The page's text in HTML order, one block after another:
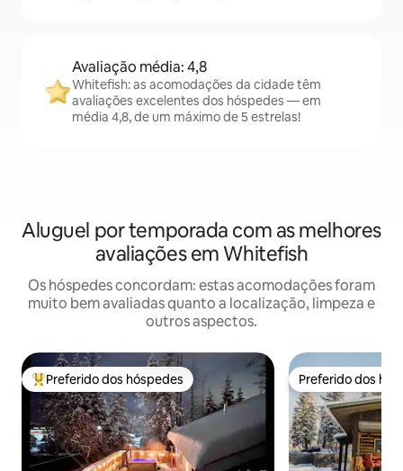
Avaliação média: 4,8
Whitefish: as acomodações da cidade têm
avaliações excelentes dos hóspedes — em
média 4,8, de um máximo de 5 estrelas!
Aluguel por temporada com as melhores
avaliações em Whitefish
Os hóspedes concordam: estas acomodações foram
muito bem avaliadas quanto a localização, limpeza e
outros aspectos.
Entre os melhores preferidos dos hóspedes
Preferido dos hóspedes Preferido dos
Preferido dos